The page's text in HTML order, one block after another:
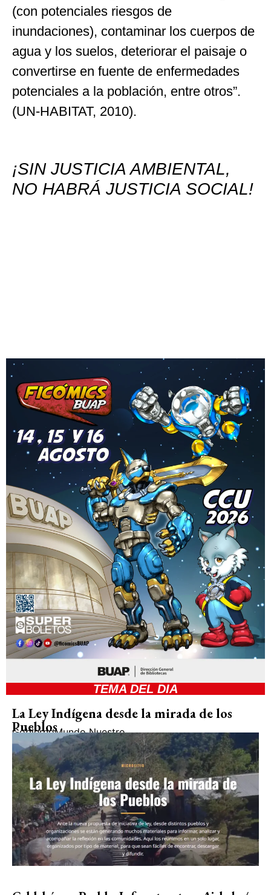
(con potenciales riesgos de
inundaciones), contaminar los cuerpos de
agua y los suelos, deteriorar el paisaje o
convertirse en fuente de enfermedades
potenciales a la población, entre otros”.
(UN-HABITAT, 2010).
¡SIN JUSTICIA AMBIENTAL,
NO HABRÁ JUSTICIA SOCIAL!
TEMA DEL DIA
La Ley Indígena desde la mirada de los
Pueblos
GobiernoMundo Nuestro